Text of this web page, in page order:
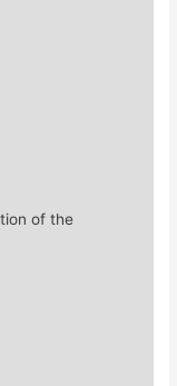
of the